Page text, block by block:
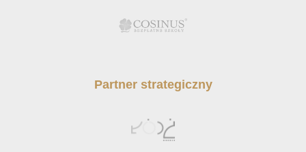
Partner strategiczny